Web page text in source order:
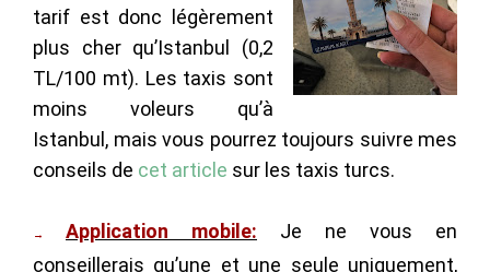
tarif est donc légèrement
plus cher qu’Istanbul (0,2
TL/100 mt). Les taxis sont
moins voleurs qu’à
Istanbul, mais vous pourrez toujours suivre mes
conseils de cet article sur les taxis turcs.
→ Application mobile: Je ne vous en
conseillerais qu’une et une seule uniquement,